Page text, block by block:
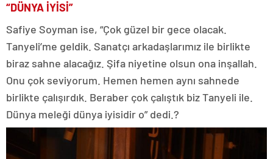
“DÜNYA İYİSİ”
Safiye Soyman ise, “Çok güzel bir gece olacak.
Tanyeli’me geldik. Sanatçı arkadaşlarımız ile birlikte
biraz sahne alacağız. Şifa niyetine olsun ona inşallah.
Onu çok seviyorum. Hemen hemen aynı sahnede
birlikte çalışırdık. Beraber çok çalıştık biz Tanyeli ile.
Dünya meleği dünya iyisidir o” dedi.?